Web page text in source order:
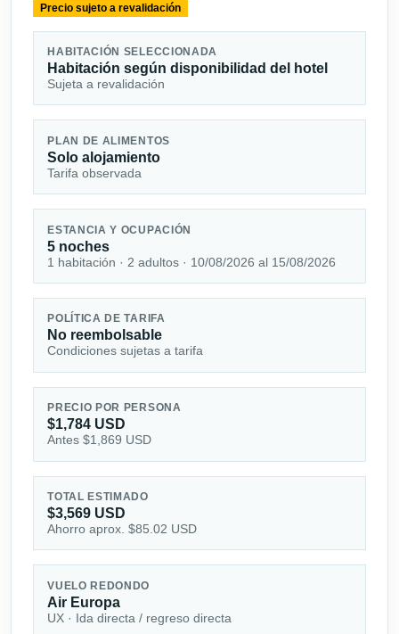
Precio sujeto a revalidación
HABITACIÓN SELECCIONADA
Habitación según disponibilidad del hotel
Sujeta a revalidación
PLAN DE ALIMENTOS
Solo alojamiento
Tarifa observada
ESTANCIA Y OCUPACIÓN
5 noches
1 habitación · 2 adultos · 10/08/2026 al 15/08/2026
POLÍTICA DE TARIFA
No reembolsable
Condiciones sujetas a tarifa
PRECIO POR PERSONA
$1,784 USD
Antes $1,869 USD
TOTAL ESTIMADO
$3,569 USD
Ahorro aprox. $85.02 USD
VUELO REDONDO
Air Europa
UX · Ida directa / regreso directa